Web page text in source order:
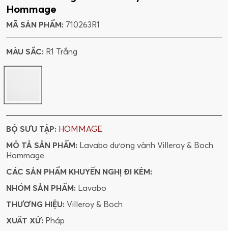
Hommage
MÃ SẢN PHẨM: 710263R1
MÀU SẮC: R1 Trắng
BỘ SƯU TẬP: HOMMAGE
MÔ TẢ SẢN PHẨM: Lavabo dương vành Villeroy & Boch
Hommage
CÁC SẢN PHẨM KHUYẾN NGHỊ ĐI KÈM:
NHÓM SẢN PHẨM: Lavabo
THƯƠNG HIỆU: Villeroy & Boch
XUẤT XỨ: Pháp